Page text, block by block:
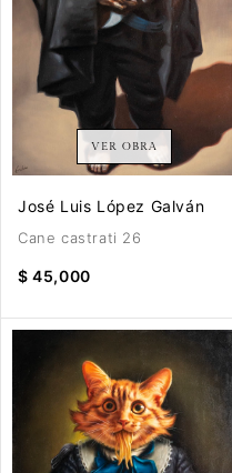
VER OBRA
José Luis López Galván
Cane castrati 26
$ 45,000